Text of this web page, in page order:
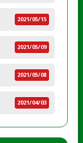
2021/05/15
2021/05/09
2021/05/08
2021/04/03